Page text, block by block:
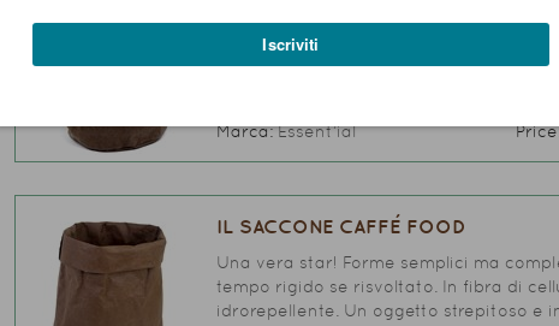
Il Cestone porta oggetti Essent'ial è il
eccellenza. Capiente e dotato di
più disparati in ogni angolo della casa o
Marca:Essent’ial
IL SACCONE CAFFÉ FOOD
Una vera star! Forme semplici ma
tempo rigido se risvoltato. In fibra di
idrorepellente. Un oggetto strepitoso e